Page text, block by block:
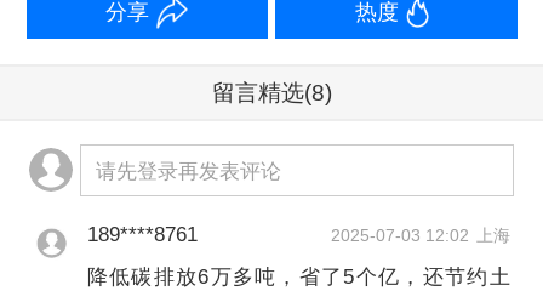
吨，推动实现道路固废资源化利用“原材
料选配—无害化处置—工程性能提升—
分享 热度
留言精选(8)
请先登录再发表评论
189****8761 2025-07-03 12:02 上海
降低碳排放6万多吨，省了5个亿，还节约土